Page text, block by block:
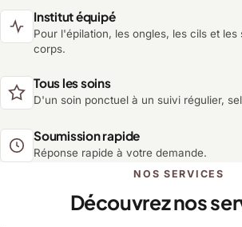
Institut équipé
Pour l'épilation, les ongles, les cils et les
corps.
Tous les soins
D'un soin ponctuel à un suivi régulier,
Soumission rapide
Réponse rapide à votre demande.
NOS SERVICES
Découvrez nos